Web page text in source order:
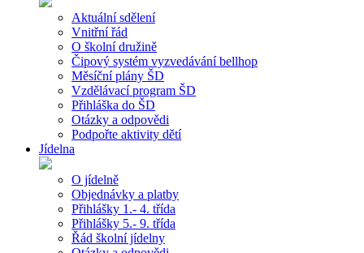
Aktuální sdělení
Vnitřní řád
O školní družině
Čipový systém vyzvedávání bellhop
Měsíční plány ŠD
Vzdělávací program ŠD
Přihláška do ŠD
Otázky a odpovědi
Podpořte aktivity dětí
Jídelna
O jídelně
Objednávky a platby
Přihlášky 1.- 4. třída
Přihlášky 5.- 9. třída
Řád školní jídelny